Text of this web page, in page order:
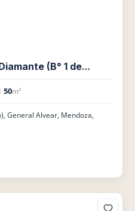
(B° 1 de
50m²
General Alvear, Mendoza,